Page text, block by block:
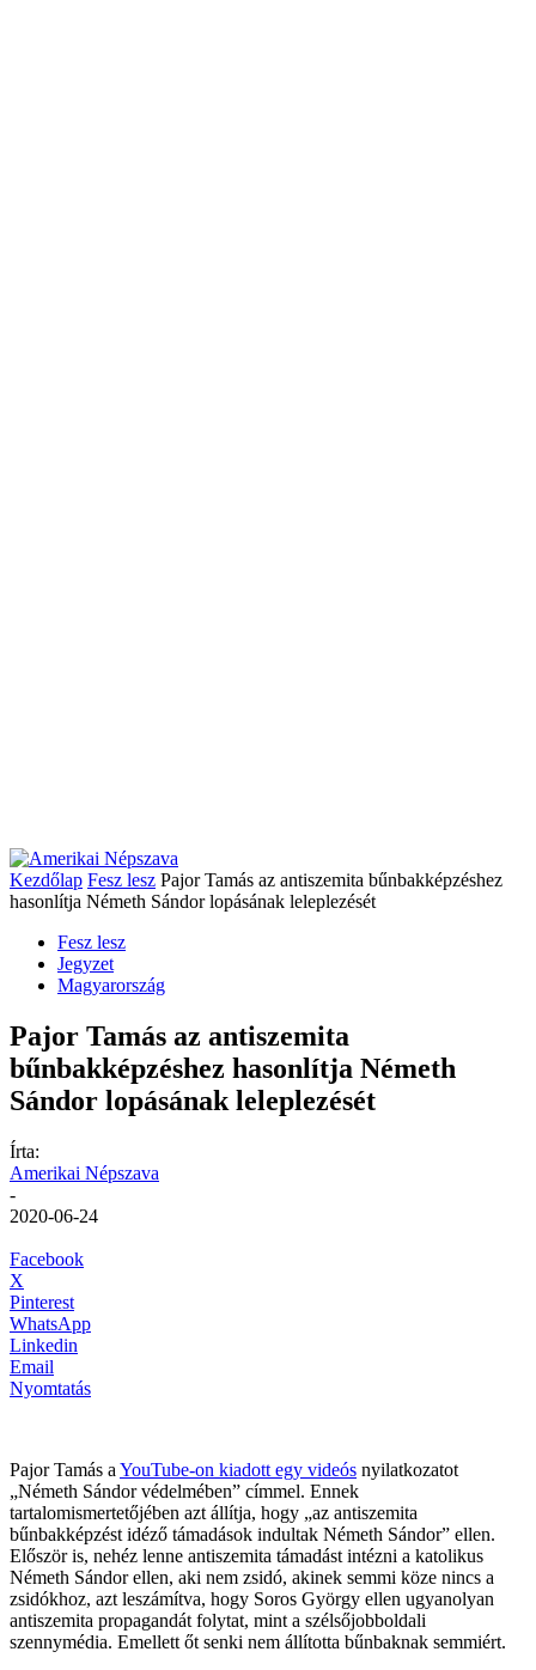
Kezdőlap Fesz lesz Pajor Tamás az antiszemita bűnbakképzéshez
hasonlítja Németh Sándor lopásának leleplezését
Fesz lesz
Jegyzet
Magyarország
Pajor Tamás az antiszemita
bűnbakképzéshez hasonlítja Németh
Sándor lopásának leleplezését
Írta:
Amerikai Népszava
-
2020-06-24
Facebook
X
Pinterest
WhatsApp
Linkedin
Email
Nyomtatás
Pajor Tamás a YouTube-on kiadott egy videós nyilatkozatot
„Németh Sándor védelmében” címmel. Ennek
tartalomismertetőjében azt állítja, hogy „az antiszemita
bűnbakképzést idéző támadások indultak Németh Sándor” ellen.
Először is, nehéz lenne antiszemita támadást intézni a katolikus
Németh Sándor ellen, aki nem zsidó, akinek semmi köze nincs a
zsidókhoz, azt leszámítva, hogy Soros György ellen ugyanolyan
antiszemita propagandát folytat, mint a szélsőjobboldali
szennymédia. Emellett őt senki nem állította bűnbaknak semmiért.